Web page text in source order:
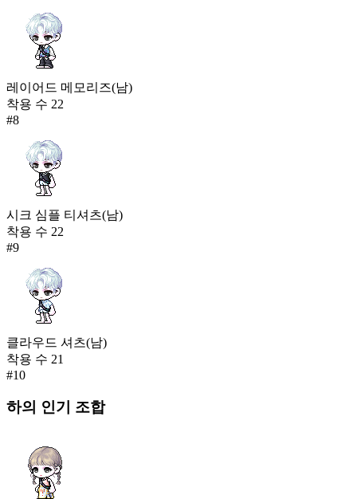
레이어드 메모리즈(남)
착용 수 22
#8
시크 심플 티셔츠(남)
착용 수 22
#9
클라우드 셔츠(남)
착용 수 21
#10
하의 인기 조합